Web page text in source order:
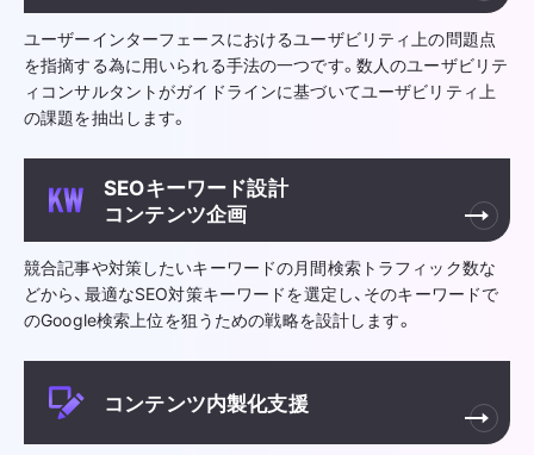
ユーザーインターフェースにおけるユーザビリティ上の問題点
を指摘する為に用いられる手法の一つです。数人のユーザビリテ
ィコンサルタントがガイドラインに基づいてユーザビリティ上
の課題を抽出します。
SEOキーワード設計
コンテンツ企画
競合記事や対策したいキーワードの月間検索トラフィック数な
どから、最適なSEO対策キーワードを選定し、そのキーワードで
のGoogle検索上位を狙うための戦略を設計します。
コンテンツ内製化支援